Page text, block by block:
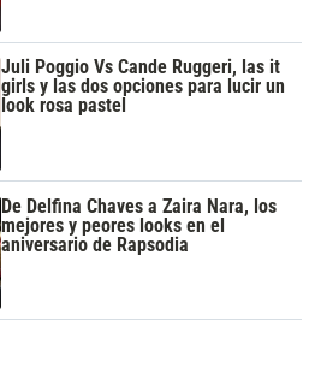
Juli Poggio Vs Cande Ruggeri, las it
girls y las dos opciones para lucir un
look rosa pastel
De Delfina Chaves a Zaira Nara, los
mejores y peores looks en el
aniversario de Rapsodia